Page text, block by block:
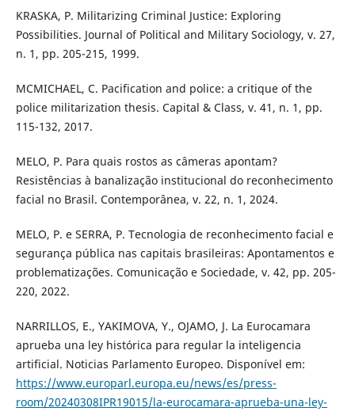
KRASKA, P. Militarizing Criminal Justice: Exploring
Possibilities. Journal of Political and Military Sociology, v. 27,
n. 1, pp. 205-215, 1999.
MCMICHAEL, C. Pacification and police: a critique of the
police militarization thesis. Capital & Class, v. 41, n. 1, pp.
115-132, 2017.
MELO, P. Para quais rostos as câmeras apontam?
Resistências à banalização institucional do reconhecimento
facial no Brasil. Contemporânea, v. 22, n. 1, 2024.
MELO, P. e SERRA, P. Tecnologia de reconhecimento facial e
segurança pública nas capitais brasileiras: Apontamentos e
problematizações. Comunicação e Sociedade, v. 42, pp. 205-
220, 2022.
NARRILLOS, E., YAKIMOVA, Y., OJAMO, J. La Eurocamara
aprueba una ley histórica para regular la inteligencia
artificial. Noticias Parlamento Europeo. Disponível em:
https://www.europarl.europa.eu/news/es/press-
room/20240308IPR19015/la-eurocamara-aprueba-una-ley-